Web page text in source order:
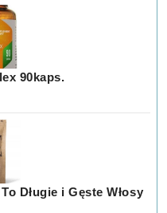
90kaps.
Długie i Gęste Włosy